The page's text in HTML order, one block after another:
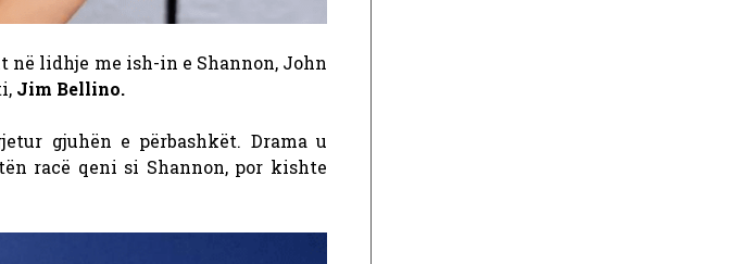
në lidhje me ish-in e Shannon, John
Jim Bellino.
gjuhën e përbashkët. Drama u
racë qeni si Shannon, por kishte